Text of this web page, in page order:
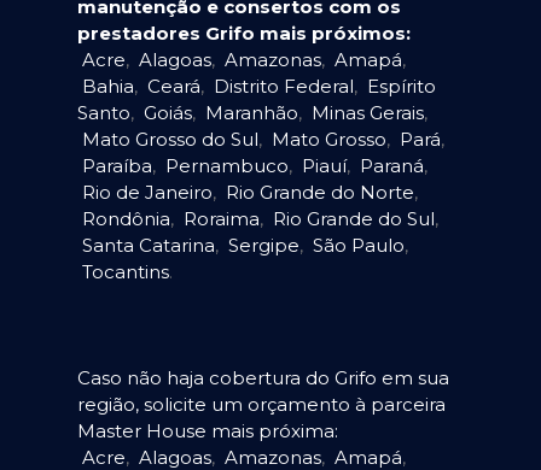
manutenção e consertos com os
prestadores Grifo mais próximos:
Acre, Alagoas, Amazonas, Amapá,
Bahia, Ceará, Distrito Federal, Espírito
Santo, Goiás, Maranhão, Minas Gerais,
Mato Grosso do Sul, Mato Grosso, Pará,
Paraíba, Pernambuco, Piauí, Paraná,
Rio de Janeiro, Rio Grande do Norte,
Rondônia, Roraima, Rio Grande do Sul,
Santa Catarina, Sergipe, São Paulo,
Tocantins.
Caso não haja cobertura do Grifo em sua
região, solicite um orçamento à parceira
Master House mais próxima:
Acre, Alagoas, Amazonas, Amapá,